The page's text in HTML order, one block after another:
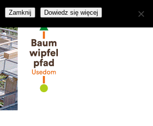
Zamknij Dowiedz się więcej